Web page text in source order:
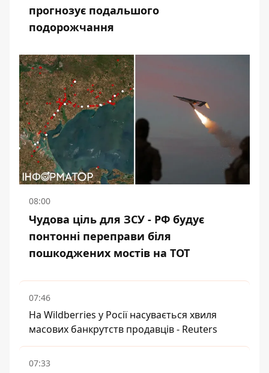
прогнозує подальшого
подорожчання
08:00
Чудова ціль для ЗСУ - РФ будує
понтонні переправи біля
пошкоджених мостів на ТОТ
07:46
На Wildberries у Росії насувається хвиля
масових банкрутств продавців - Reuters
07:33